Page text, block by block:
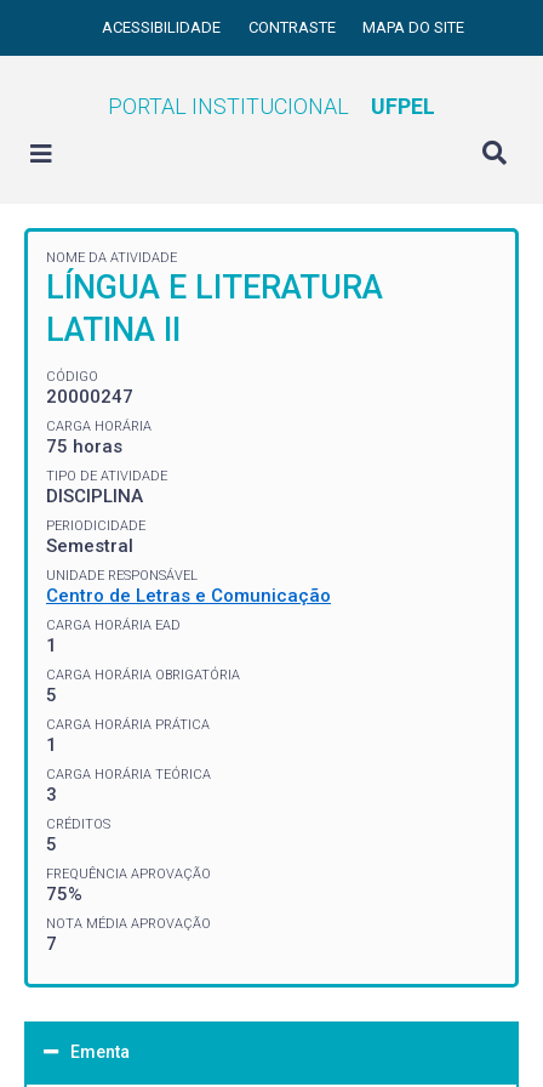
ACESSIBILIDADE CONTRASTE MAPA DO SITE
PORTAL INSTITUCIONAL UFPEL
NOME DA ATIVIDADE
LÍNGUA E LITERATURA
LATINA II
CÓDIGO
20000247
CARGA HORÁRIA
75 horas
TIPO DE ATIVIDADE
DISCIPLINA
PERIODICIDADE
Semestral
UNIDADE RESPONSÁVEL
Centro de Letras e Comunicação
CARGA HORÁRIA EAD
1
CARGA HORÁRIA OBRIGATÓRIA
5
CARGA HORÁRIA PRÁTICA
1
CARGA HORÁRIA TEÓRICA
3
CRÉDITOS
5
FREQUÊNCIA APROVAÇÃO
75%
NOTA MÉDIA APROVAÇÃO
7
Ementa